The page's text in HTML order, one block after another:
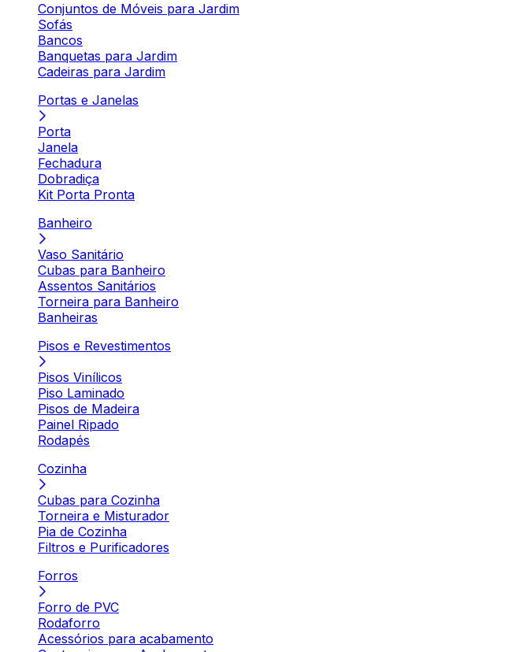
Conjuntos de Móveis para Jardim
Sofás
Bancos
Banquetas para Jardim
Cadeiras para Jardim
Portas e Janelas
Porta
Janela
Fechadura
Dobradiça
Kit Porta Pronta
Banheiro
Vaso Sanitário
Cubas para Banheiro
Assentos Sanitários
Torneira para Banheiro
Banheiras
Pisos e Revestimentos
Pisos Vinílicos
Piso Laminado
Pisos de Madeira
Painel Ripado
Rodapés
Cozinha
Cubas para Cozinha
Torneira e Misturador
Pia de Cozinha
Filtros e Purificadores
Forros
Forro de PVC
Rodaforro
Acessórios para acabamento